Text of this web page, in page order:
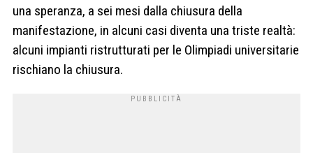
una speranza, a sei mesi dalla chiusura della
manifestazione, in alcuni casi diventa una triste realtà:
alcuni impianti ristrutturati per le Olimpiadi universitarie
rischiano la chiusura.